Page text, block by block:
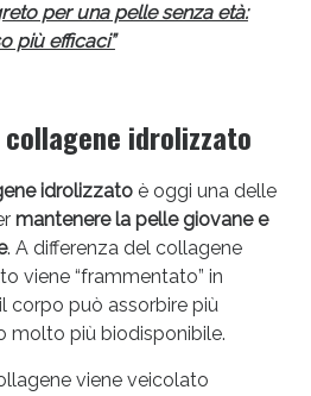
per una pelle senza età:
più efficaci”
idrolizzato
idrolizzatoè oggi una delle
mantenere la pelle giovane e
. A differenza del collagene
viene “frammentato” in
corpo può assorbire più
molto più biodisponibile.
viene veicolato
Sconti fino al 45% oggi!